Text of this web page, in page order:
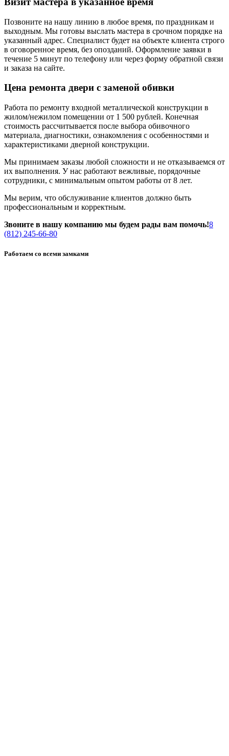
Позвоните на нашу линию в любое время, по праздникам и
выходным. Мы готовы выслать мастера в срочном порядке на
указанный адрес. Специалист будет на объекте клиента строго
в оговоренное время, без опозданий. Оформление заявки в
течение 5 минут по телефону или через форму обратной связи
и заказа на сайте.
Цена ремонта двери с заменой обивки
Работа по ремонту входной металлической конструкции в
жилом/нежилом помещении от 1 500 рублей. Конечная
стоимость рассчитывается после выбора обивочного
материала, диагностики, ознакомления с особенностями и
характеристиками дверной конструкции.
Мы принимаем заказы любой сложности и не отказываемся от
их выполнения. У нас работают вежливые, порядочные
сотрудники, с минимальным опытом работы от 8 лет.
Мы верим, что обслуживание клиентов должно быть
профессиональным и корректным.
Звоните в нашу компанию мы будем рады вам помочь!8
(812) 245-66-80
Работаем со всеми замками